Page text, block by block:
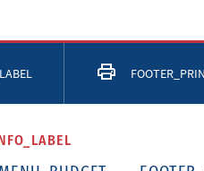
Twitter LinkedIn